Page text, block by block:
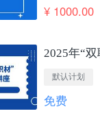
¥ 1000.00
默认计划
免费